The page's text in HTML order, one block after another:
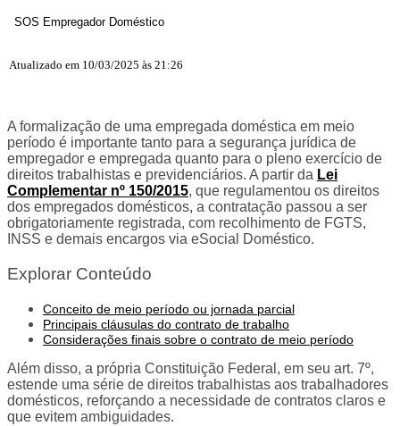
SOS Empregador Doméstico
Atualizado em 10/03/2025 às 21:26
A formalização de uma empregada doméstica em meio
período é importante tanto para a segurança jurídica de
empregador e empregada quanto para o pleno exercício de
direitos trabalhistas e previdenciários. A partir da Lei
Complementar nº 150/2015, que regulamentou os direitos
dos empregados domésticos, a contratação passou a ser
obrigatoriamente registrada, com recolhimento de FGTS,
INSS e demais encargos via eSocial Doméstico.
Explorar Conteúdo
Conceito de meio período ou jornada parcial
Principais cláusulas do contrato de trabalho
Considerações finais sobre o contrato de meio período
Além disso, a própria Constituição Federal, em seu art. 7º,
estende uma série de direitos trabalhistas aos trabalhadores
domésticos, reforçando a necessidade de contratos claros e
que evitem ambiguidades.